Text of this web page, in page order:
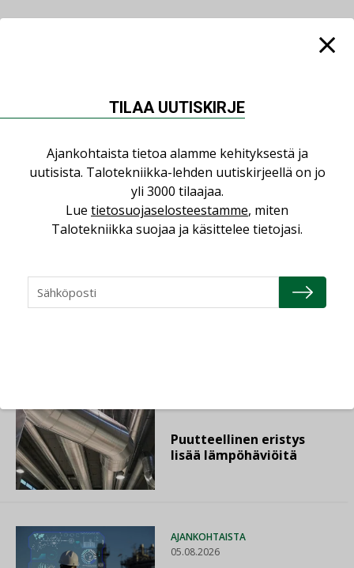
SUUNNITTELUKILPAILU
LVI-Pitkälä Group osti
Puutteellinen eristys
lisää lämpöhäviöitä
AJANKOHTAISTA
05.08.2026
TILAA UUTISKIRJE
Ajankohtaista tietoa alamme kehityksestä ja
uutisista. Talotekniikka-lehden uutiskirjeellä on jo
yli 3000 tilaajaa.
Lue tietosuojaselosteestamme, miten
Talotekniikka suojaa ja käsittelee tietojasi.